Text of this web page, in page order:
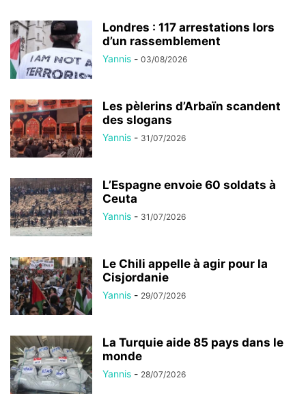
Londres : 117 arrestations lors
d’un rassemblement
Yannis - 03/08/2026
Les pèlerins d’Arbaïn scandent
des slogans
Yannis - 31/07/2026
L’Espagne envoie 60 soldats à
Ceuta
Yannis - 31/07/2026
Le Chili appelle à agir pour la
Cisjordanie
Yannis - 29/07/2026
La Turquie aide 85 pays dans le
monde
Yannis - 28/07/2026